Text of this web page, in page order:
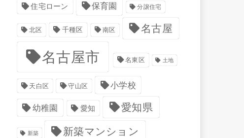
住宅ローン 保育園 分譲住宅
北区 千種区 南区 名古屋
名古屋市 名東区 土地
天白区 守山区 小学校
幼稚園 愛知 愛知県
新築 新築マンション